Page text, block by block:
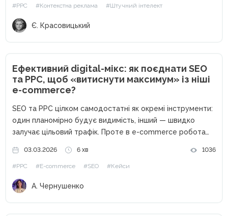
#PPC #Контекстна реклама #Штучний інтелект
Є. Красовицький
Ефективний digital-мікс: як поєднати SEO
та PPC, щоб «витиснути максимум» із ніші
e-commerce?
SEO та PPC цілком самодостатні як окремі інструменти:
один планомірно будує видимість, інший — швидко
залучає цільовий трафік. Проте в e-commerce робота
загальний результат. На прикладі кейсу Webpromo та
Samsung Experience Store розберемо,...
03.03.2026 6 хв 1036
#PPC #E-commerce #SEO #Кейси
А. Чернушенко